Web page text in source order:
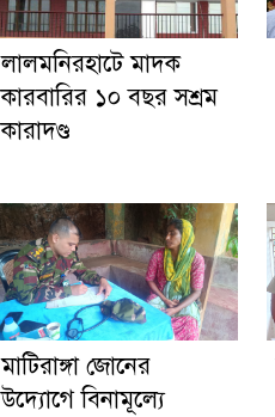
লালমনিরহাটে মাদক
কারবারির ১০ বছর সশ্রম
কারাদণ্ড
মাটিরাঙ্গা জোনের
উদ্যোগে বিনামূল্যে